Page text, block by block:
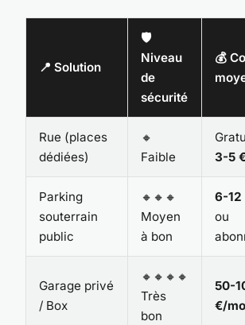
📍 Solution
🛡️
Niveau
de
sécurité
💰
Rue (places
dédiées)
🔸
Faible
3-5
Parking
souterrain
public
🔸🔸🔸
Moyen
à bon
6-12
ou
Garage privé
/ Box
🔸🔸🔸🔸
Très
bon
50-
€/